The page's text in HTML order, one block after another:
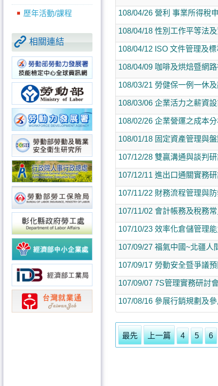
歷年活動/課程
相關連結
108/04/26 營利 事業所得稅
108/04/18 性別工作平等法
108/04/12 ISO 文件管理及
108/04/09 咖啡及烘焙暨網
108/03/21 勞健保一例一休
108/03/06 企業活力之薪資
108/02/26 企業營運之成本
108/01/18 固定資產管理與
107/12/28 雙贏溝通與談判
107/12/11 進出口通關實務
107/11/22 財務流程管理與
107/11/02 會計帳務及稅務
107/10/23 效率化倉儲管理
107/09/27 福氣中國~北疆人
107/09/17 勞動安全暨爭議
107/09/07 7S管理實務研討
107/08/16 參展行銷規劃及
最先 上一篇 4 5 6